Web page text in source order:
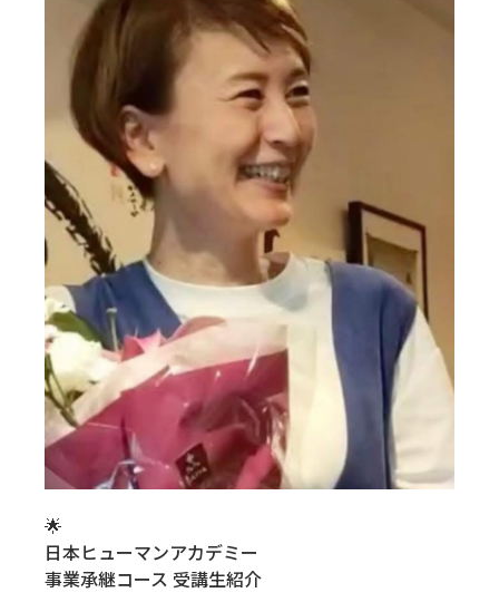
🌟
日本ヒューマンアカデミー
事業承継コース 受講生紹介